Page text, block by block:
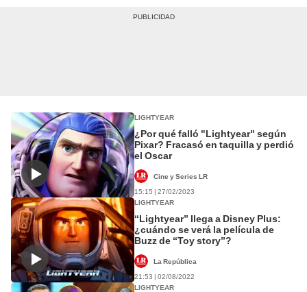
LIGHTYEAR
¿Por qué falló "Lightyear" según
Pixar? Fracasó en taquilla y perdió
el Oscar
Cine y Series LR
15:15 | 27/02/2023
LIGHTYEAR
“Lightyear” llega a Disney Plus:
¿cuándo se verá la película de
Buzz de “Toy story”?
La República
21:53 | 02/08/2022
LIGHTYEAR